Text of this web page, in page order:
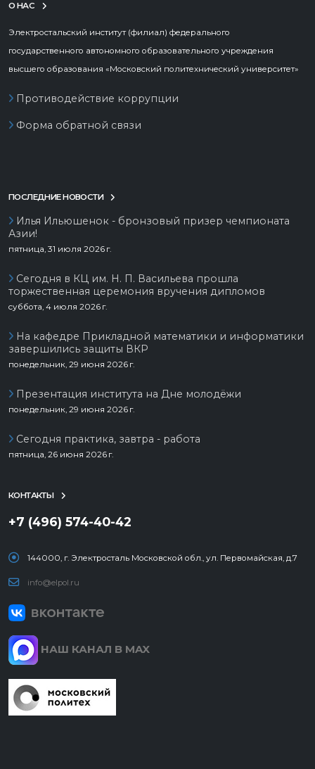
О НАС
Электростальский институт (филиал) федерального
государственного автономного образовательного учреждения
высшего образования «Московский политехнический университет»
Противодействие коррупции
Форма обратной связи
ПОСЛЕДНИЕ НОВОСТИ
Илья Ильюшенок - бронзовый призер чемпионата
Азии!
пятница, 31 июля 2026 г.
Сегодня в КЦ им. Н. П. Васильева прошла
торжественная церемония вручения дипломов
суббота, 4 июля 2026 г.
На кафедре Прикладной математики и информатики
завершились защиты ВКР
понедельник, 29 июня 2026 г.
Презентация института на Дне молодёжи
понедельник, 29 июня 2026 г.
Сегодня практика, завтра - работа
пятница, 26 июня 2026 г.
КОНТАКТЫ
+7 (496) 574-40-42
144000, г. Электросталь Московской обл., ул. Первомайская, д.7
info@elpol.ru
НАШ КАНАЛ В MAX